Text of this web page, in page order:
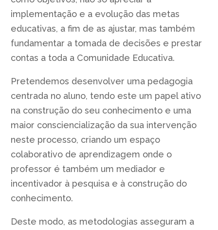
implementação e a evolução das metas
educativas, a fim de as ajustar, mas também
fundamentar a tomada de decisões e prestar
contas a toda a Comunidade Educativa.
Pretendemos desenvolver uma pedagogia
centrada no aluno, tendo este um papel ativo
na construção do seu conhecimento e uma
maior consciencialização da sua intervenção
neste processo, criando um espaço
colaborativo de aprendizagem onde o
professor é também um mediador e
incentivador à pesquisa e à construção do
conhecimento.
Deste modo, as metodologias asseguram a